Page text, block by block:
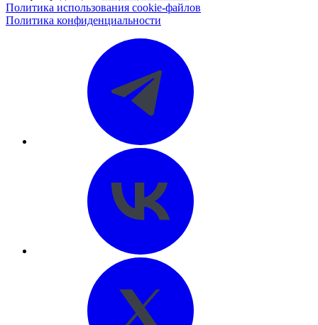
Политика использования cookie-файлов
Политика конфиденциальности